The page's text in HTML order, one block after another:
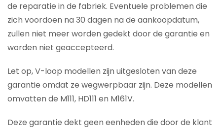
de reparatie in de fabriek. Eventuele problemen die
zich voordoen na 30 dagen na de aankoopdatum,
zullen niet meer worden gedekt door de garantie en
worden niet geaccepteerd.
Let op, V-loop modellen zijn uitgesloten van deze
garantie omdat ze wegwerpbaar zijn. Deze modellen
omvatten de M111, HD111 en M161V.
Deze garantie dekt geen eenheden die door de klant